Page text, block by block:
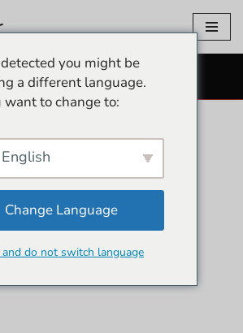
DE SEXO GRÁTIS
you might be
a different language.
want to change to:
English
Change Language
and do not switch language